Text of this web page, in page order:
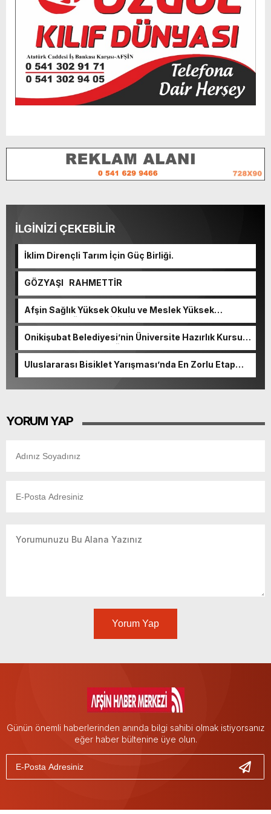
İLGİNİZİ ÇEKEBİLİR
İklim Dirençli Tarım İçin Güç Birliği.
GÖZYAŞI RAHMETTİR
Afşin Sağlık Yüksek Okulu ve Meslek Yüksek
Okulunda görev değişimi!
Onikişubat Belediyesi’nin Üniversite Hazırlık Kursu
başvurularında son gün 7 Ağustos.
Uluslararası Bisiklet Yarışması’nda En Zorlu Etap
YORUM YAP
Yorum Yap
Günün önemli haberlerinden anında bilgi sahibi olmak istiyorsanız
eğer haber bültenine üye olun.